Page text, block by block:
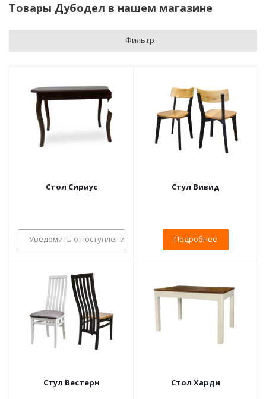
Товары Дубодел в нашем магазине
Фильтр
Стол Сириус
Уведомить о поступлении
Стул Вивид
Подробнее
Стул Вестерн Стол Харди